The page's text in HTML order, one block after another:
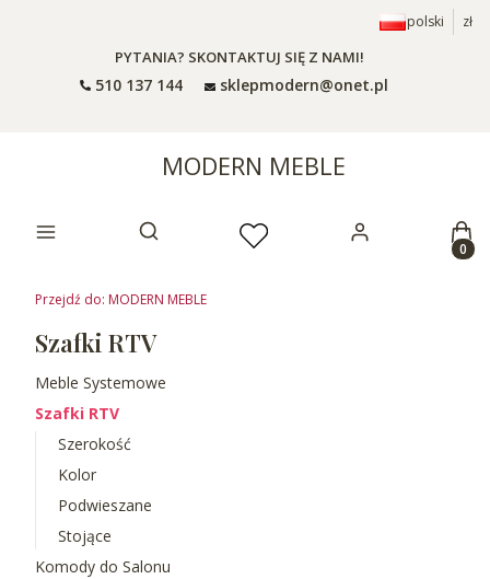
polski zł
PYTANIA? SKONTAKTUJ SIĘ Z NAMI!
510 137 144 sklepmodern@onet.pl
MODERN MEBLE
Otwórz wyszukiwarkę
Przejdź do: MODERN MEBLE
Szafki RTV
Meble Systemowe
Szafki RTV
Szerokość
Kolor
Podwieszane
Stojące
Komody do Salonu